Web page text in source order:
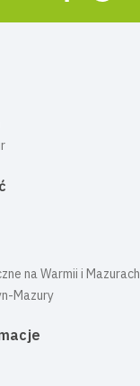
na Warmii i Mazurach
Mazury